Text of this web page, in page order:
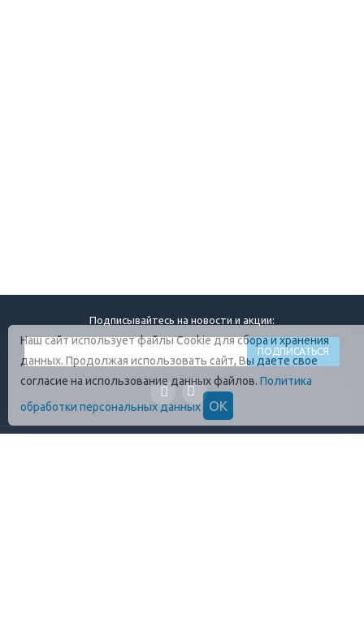
Подписывайтесь на новости и акции:
Наш сайт использует файлы Cookie для сбора и хранения
данных. Продолжая использовать сайт, Вы даете свое
согласие на использование данных файлов. Политика
обработки персональных данных
ОК